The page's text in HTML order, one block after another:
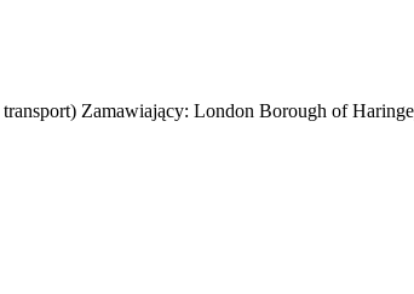
Zamawiający: London Borough of